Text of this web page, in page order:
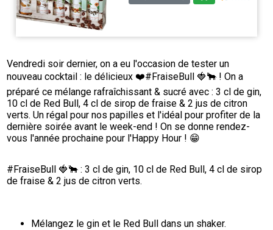
Vendredi soir dernier, on a eu l'occasion de tester un
nouveau cocktail : le délicieux ❤️#FraiseBull 🍓🐂 ! On a
préparé ce mélange rafraîchissant & sucré avec : 3 cl de gin,
10 cl de Red Bull, 4 cl de sirop de fraise & 2 jus de citron
verts. Un régal pour nos papilles et l'idéal pour profiter de la
dernière soirée avant le week-end ! On se donne rendez-
vous l'année prochaine pour l'Happy Hour ! 😁
#FraiseBull 🍓🐂 : 3 cl de gin, 10 cl de Red Bull, 4 cl de sirop
de fraise & 2 jus de citron verts.
Mélangez le gin et le Red Bull dans un shaker.